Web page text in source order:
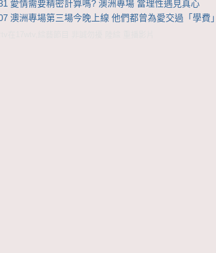
愛情需要精密計算嗎? 澳洲專場 當理性遇見真心
澳洲專場第三場今晚上線 他們都曾為愛交過「學費」